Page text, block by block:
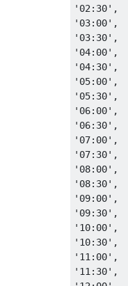
'02:30',
'03:00',
'03:30',
'04:00',
'04:30',
'05:00',
'05:30',
'06:00',
'06:30',
'07:00',
'07:30',
'08:00',
'08:30',
'09:00',
'09:30',
'10:00',
'10:30',
'11:00',
'11:30',